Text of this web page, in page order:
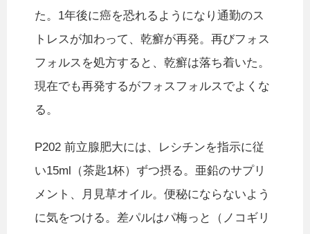
た。1年後に癌を恐れるようになり通勤のス
トレスが加わって、乾癬が再発。再びフォス
フォルスを処方すると、乾癬は落ち着いた。
現在でも再発するがフォスフォルスでよくな
る。
P202 前立腺肥大には、レシチンを指示に従
い15ml（茶匙1杯）ずつ摂る。亜鉛のサプリ
メント、月見草オイル。便秘にならないよう
に気をつける。差パルはパ梅っと（ノコギリ